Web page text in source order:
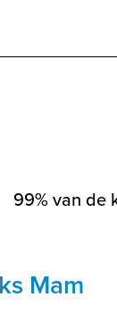
99% van de
Mam